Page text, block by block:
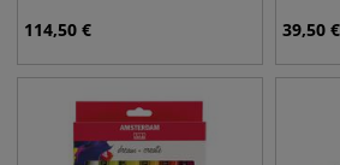
114,50 € 39,50 €